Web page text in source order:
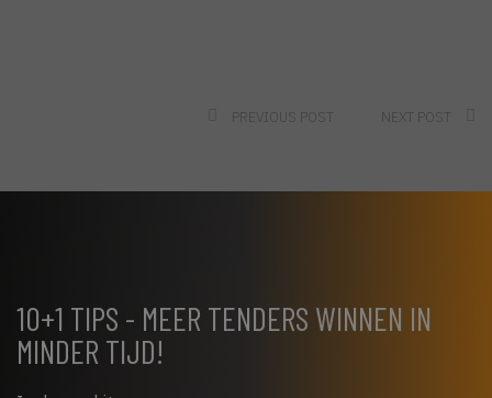
PREVIOUS POST NEXT POST
10+1 TIPS - MEER TENDERS WINNEN IN
MINDER TIJD!